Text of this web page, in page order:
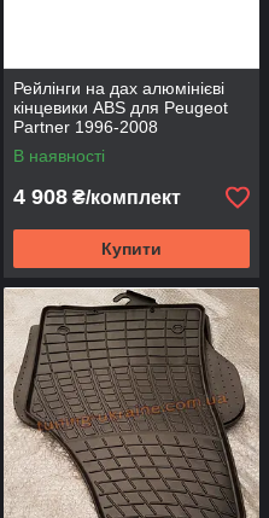
Рейлінги на дах алюмінієві
кінцевики ABS для Peugeot
Partner 1996-2008
В наявності
4 908 ₴/комплект
Купити